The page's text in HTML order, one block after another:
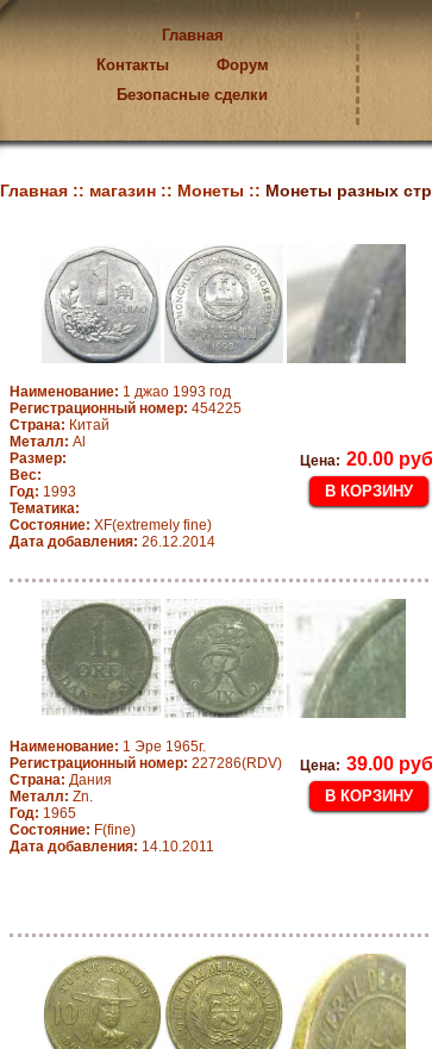
Главная
Контакты
Форум
Безопасные сделки
Главная :: магазин :: Монеты :: Монеты разных
Наименование: 1 джао 1993 год
Регистрационный номер: 454225
Страна: Китай
Металл: Al
Размер:
Вес:
Год: 1993
Тематика:
Состояние: XF(extremely fine)
Дата добавления: 26.12.2014
Цена: 20.00
Наименование: 1 Эре 1965г.
Регистрационный номер: 227286(RDV)
Страна: Дания
Металл: Zn.
Год: 1965
Состояние: F(fine)
Дата добавления: 14.10.2011
Цена: 39.00